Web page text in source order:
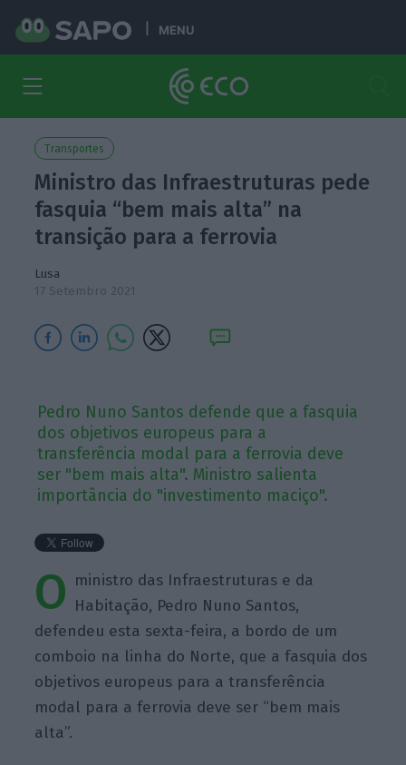
MENU
Transportes
Ministro das Infraestruturas pede
fasquia “bem mais alta” na
transição para a ferrovia
Lusa
17 Setembro 2021
Pedro Nuno Santos defende que a fasquia
dos objetivos europeus para a
transferência modal para a ferrovia deve
ser "bem mais alta". Ministro salienta
importância do "investimento maciço".
O ministro das Infraestruturas e da
Habitação, Pedro Nuno Santos,
defendeu esta sexta-feira, a bordo de um
comboio na linha do Norte, que a fasquia dos
objetivos europeus para a transferência
modal para a ferrovia deve ser “bem mais
alta”.